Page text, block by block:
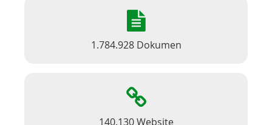
1.784.928 Dokumen
140.130 Website